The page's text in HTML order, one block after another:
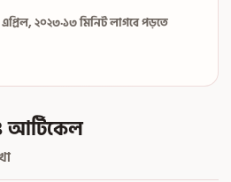
২০২৩·১৩ মিনিট লাগবে পড়তে